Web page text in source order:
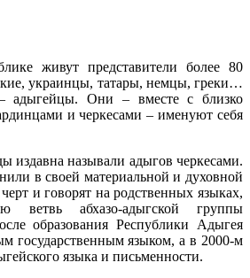
живут представители более 80
украинцы, татары, немцы, греки…
адыгейцы. Они – вместе с близко
и черкесами – именуют себя
называли адыгов черкесами.
в своей материальной и духовной
и говорят на родственных языках,
ветвь абхазо-адыгской группы
образования Республики Адыгея
государственным языком, а в 2000-м
языка и письменности.